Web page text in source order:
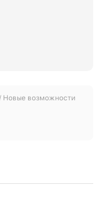
Новые возможности